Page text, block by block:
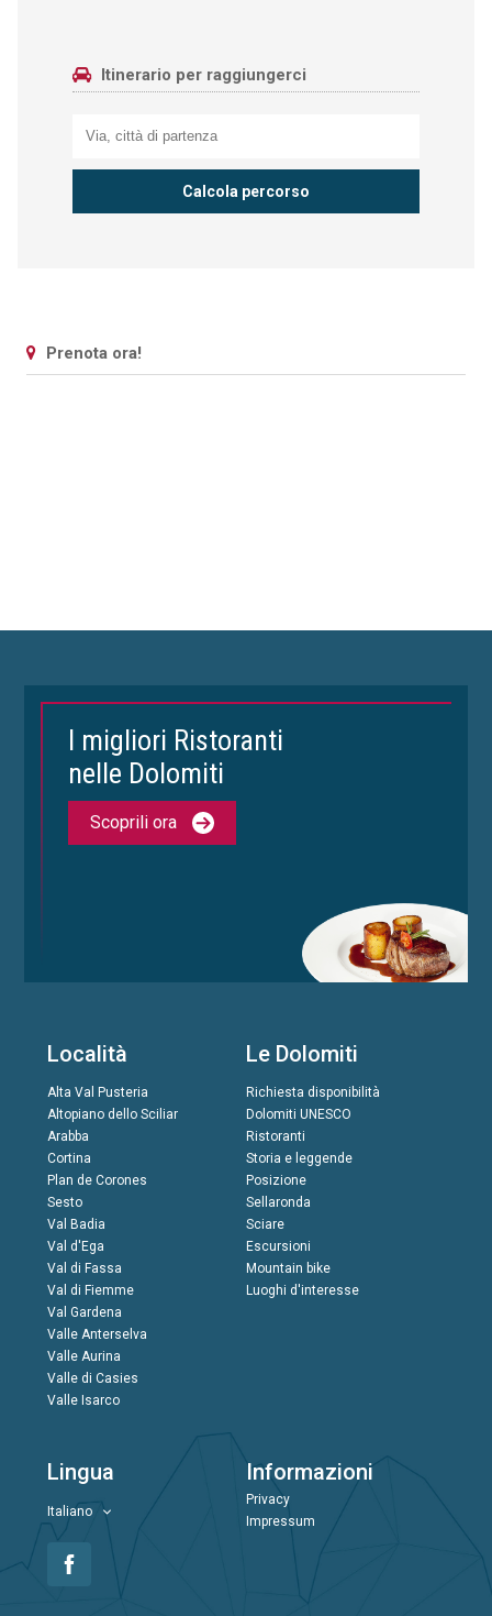
Itinerario per raggiungerci
Prenota ora!
I migliori Ristoranti
nelle Dolomiti
Scoprili ora
Località
Alta Val Pusteria
Altopiano dello Sciliar
Arabba
Cortina
Plan de Corones
Sesto
Val Badia
Val d'Ega
Val di Fassa
Val di Fiemme
Val Gardena
Valle Anterselva
Valle Aurina
Valle di Casies
Valle Isarco
Le Dolomiti
Richiesta disponibilità
Dolomiti UNESCO
Ristoranti
Storia e leggende
Posizione
Sellaronda
Sciare
Escursioni
Mountain bike
Luoghi d'interesse
Lingua
Italiano
Informazioni
Privacy
Impressum